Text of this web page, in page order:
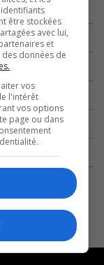
être stockées
avec lui,
et
données de
vos
l'intérêt
vos options
page ou dans